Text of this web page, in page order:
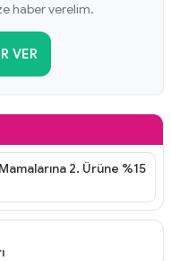
haber verelim.
VER
2. Ürüne %15